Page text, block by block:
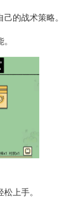
的战术策略。
上手。